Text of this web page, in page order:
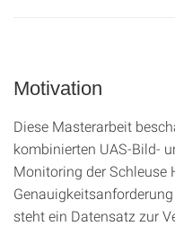
Motivation
Diese Masterarbeit
kombinierten UAS‑Bild-
Monitoring der Schleuse
steht ein Datensatz zur